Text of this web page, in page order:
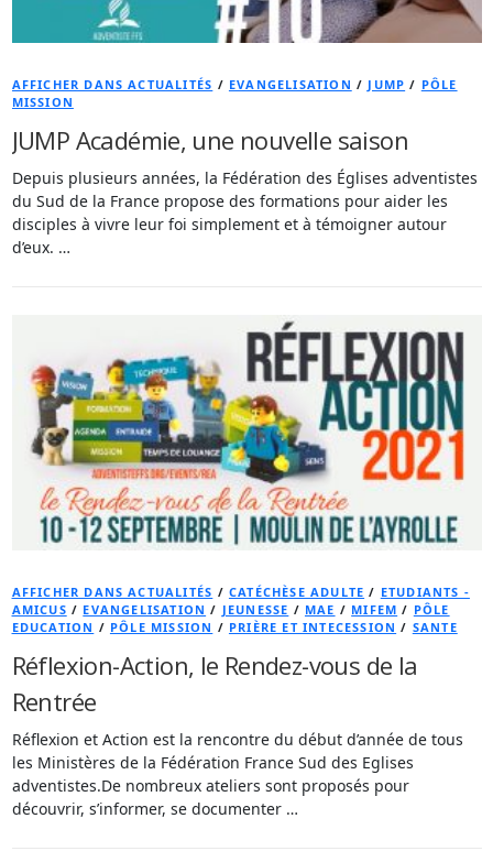
AFFICHER DANS ACTUALITÉS / EVANGELISATION / JUMP / PÔLE
MISSION
JUMP Académie, une nouvelle saison
Depuis plusieurs années, la Fédération des Églises adventistes
du Sud de la France propose des formations pour aider les
disciples à vivre leur foi simplement et à témoigner autour
d’eux. …
AFFICHER DANS ACTUALITÉS / CATÉCHÈSE ADULTE / ETUDIANTS -
AMICUS / EVANGELISATION / JEUNESSE / MAE / MIFEM / PÔLE
EDUCATION / PÔLE MISSION / PRIÈRE ET INTECESSION / SANTE
Réflexion-Action, le Rendez-vous de la
Rentrée
Réflexion et Action est la rencontre du début d’année de tous
les Ministères de la Fédération France Sud des Eglises
adventistes.De nombreux ateliers sont proposés pour
découvrir, s’informer, se documenter …